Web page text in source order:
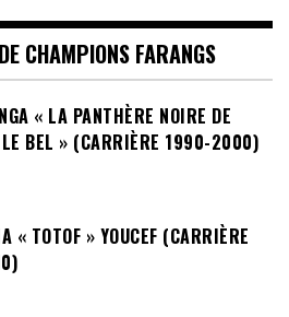
CHAMPIONS FARANGS
« LA PANTHÈRE NOIRE DE
BEL » (CARRIÈRE 1990-2000)
« TOTOF » YOUCEF (CARRIÈRE